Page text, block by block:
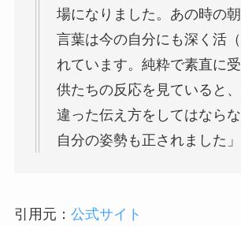
場になりました。あの時の
言葉は今の自分にも深く活
れています。純粋で素直に
供たちの反応を見ていると
違った伝え方をしてはなら
自分の姿勢も正されました」
引用元： 公式サイト